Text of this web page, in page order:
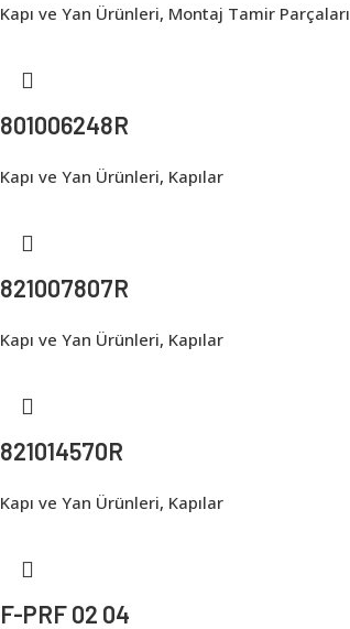
Kapı ve Yan Ürünleri, Montaj Tamir Parçaları
801006248R
Kapı ve Yan Ürünleri, Kapılar
821007807R
Kapı ve Yan Ürünleri, Kapılar
821014570R
Kapı ve Yan Ürünleri, Kapılar
F-PRF 02 04